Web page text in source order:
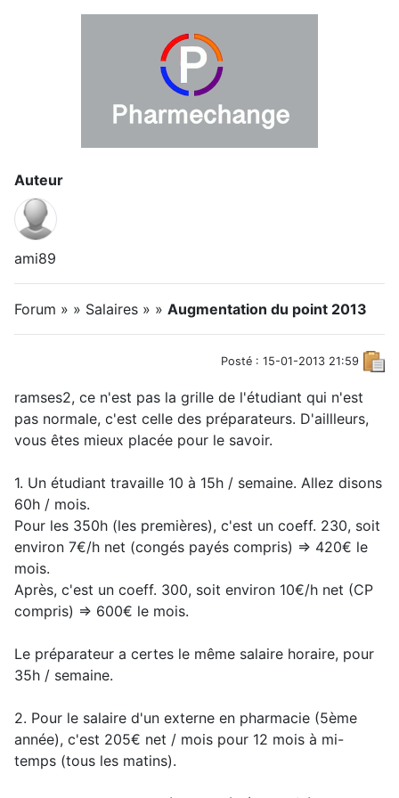
Auteur
ami89
Forum » » Salaires » » Augmentation du point 2013
Posté : 15-01-2013 21:59
ramses2, ce n'est pas la grille de l'étudiant qui n'est
pas normale, c'est celle des préparateurs. D'aillleurs,
vous êtes mieux placée pour le savoir.
1. Un étudiant travaille 10 à 15h / semaine. Allez disons
60h / mois.
Pour les 350h (les premières), c'est un coeff. 230, soit
environ 7€/h net (congés payés compris) => 420€ le
mois.
Après, c'est un coeff. 300, soit environ 10€/h net (CP
compris) => 600€ le mois.
Le préparateur a certes le même salaire horaire, pour
35h / semaine.
2. Pour le salaire d'un externe en pharmacie (5ème
année), c'est 205€ net / mois pour 12 mois à mi-
temps (tous les matins).